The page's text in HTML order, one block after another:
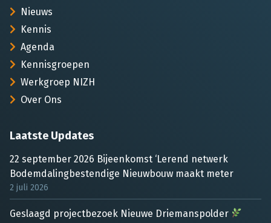
Nieuws
Kennis
Agenda
Kennisgroepen
Werkgroep NIZH
Over Ons
Laatste Updates
22 september 2026 Bijeenkomst ‘Lerend netwerk
Bodemdalingbestendige Nieuwbouw maakt meter
2 juli 2026
Geslaagd projectbezoek Nieuwe Driemanspolder